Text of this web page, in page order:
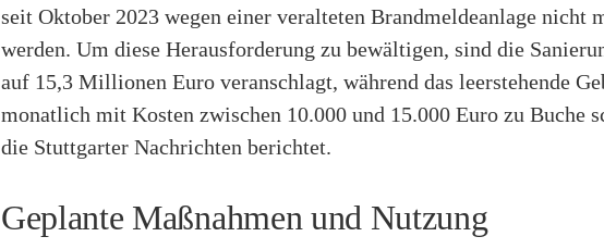
seit Oktober 2023 wegen einer veralteten Brandmeldeanlage nicht
werden. Um diese Herausforderung zu bewältigen, sind die
auf 15,3 Millionen Euro veranschlagt, während das leerstehende
monatlich mit Kosten zwischen 10.000 und 15.000 Euro zu Buche
die Stuttgarter Nachrichten berichtet.
Geplante Maßnahmen und Nutzung